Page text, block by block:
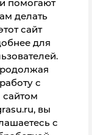
помогают
делать
сайт
для
работу с
сайтом
вы
с